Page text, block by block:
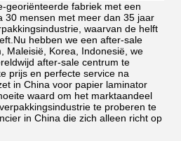
georiënteerde fabriek met een
30 mensen met meer dan 35 jaar
waarvan de helft
hebben we een after-sale
Maleisië, Korea, Indonesië, we
after-sale centrum te
prijs en perfecte service na
in China voor papier laminator
waard om het marktaandeel
te proberen te
in China die zich alleen richt op